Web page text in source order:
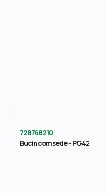
728768210
Bucin com sede – PG42